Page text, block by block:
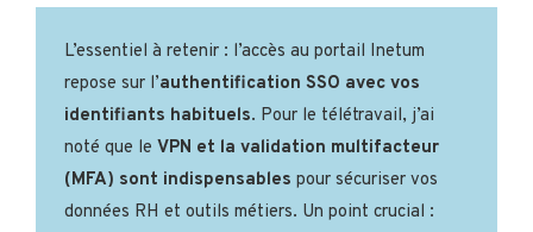
L’essentiel à retenir : l’accès au portail Inetum
repose sur l’authentification SSO avec vos
identifiants habituels. Pour le télétravail, j’ai
noté que le VPN et la validation multifacteur
(MFA) sont indispensables pour sécuriser vos
données RH et outils métiers. Un point crucial :